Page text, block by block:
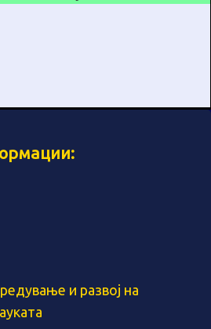
и развој на